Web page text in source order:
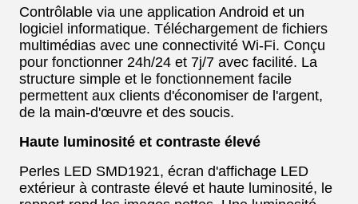
Contrôlable via une application Android et un
logiciel informatique. Téléchargement de fichiers
multimédias avec une connectivité Wi-Fi. Conçu
pour fonctionner 24h/24 et 7j/7 avec facilité. La
structure simple et le fonctionnement facile
permettent aux clients d'économiser de l'argent,
de la main-d'œuvre et des soucis.
Haute luminosité et contraste élevé
Perles LED SMD1921, écran d'affichage LED
extérieur à contraste élevé et haute luminosité, le